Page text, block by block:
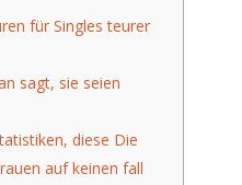
für Singles teurer
sagt, sie seien
diese Die
auf keinen fall